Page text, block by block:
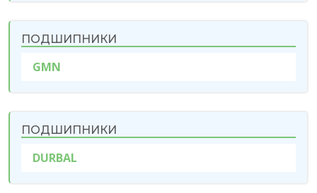
ПОДШИПНИКИ
GMN
ПОДШИПНИКИ
DURBAL